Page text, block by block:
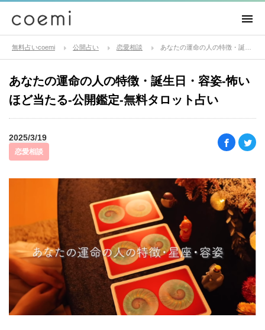
無料占いcoemi 公開占い 恋愛相談
あなたの運命の人の特徴・誕生日・容姿-怖い
ほど当たる-公開鑑定-無料タロット占い
2025/3/19
恋愛相談